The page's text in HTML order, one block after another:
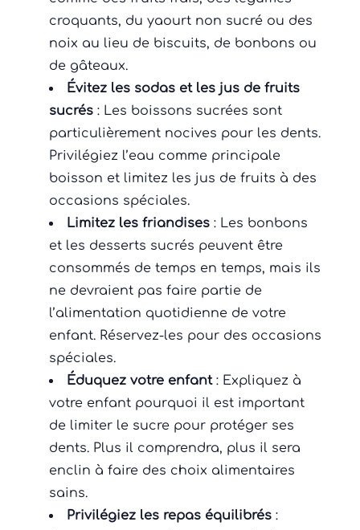
croquants, du yaourt non sucré ou des
noix au lieu de biscuits, de bonbons ou
de gâteaux.
Évitez les sodas et les jus de fruits
sucrés: Les boissons sucrées sont
particulièrement nocives pour les dents.
Privilégiez l’eau comme principale
boisson et limitez les jus de fruits à des
occasions spéciales.
Limitez les friandises: Les bonbons
et les desserts sucrés peuvent être
consommés de temps en temps, mais ils
ne devraient pas faire partie de
l’alimentation quotidienne de votre
enfant. Réservez-les pour des occasions
spéciales.
Éduquez votre enfant: Expliquez à
votre enfant pourquoi il est important
de limiter le sucre pour protéger ses
dents. Plus il comprendra, plus il sera
enclin à faire des choix alimentaires
sains.
Privilégiez les repas équilibrés: